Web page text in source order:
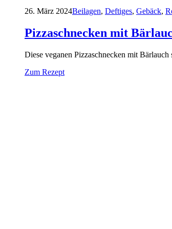
26. März 2024Beilagen, Deftiges, Gebäck,
Pizzaschnecken mit
Diese veganen Pizzaschnecken mit
Zum Rezept